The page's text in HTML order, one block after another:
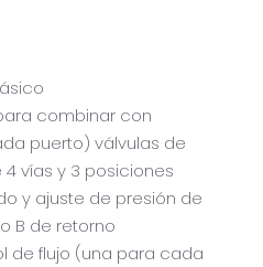
combinar con
puerto) válvulas de
vías y 3 posiciones
y ajuste de presión de
B de retorno
de flujo (una para cada